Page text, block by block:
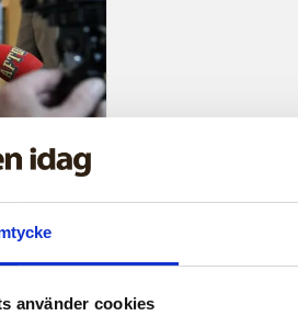
använder cookies